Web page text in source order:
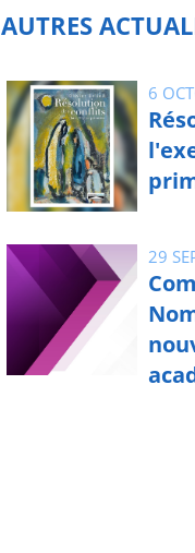
AUTRES
6
29